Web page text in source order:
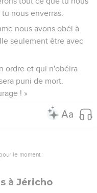
nous enverras.
nous avons obéi à
seulement être avec
ordre et qui n'obéira
puni de mort.
! »
le moment.
à Jéricho